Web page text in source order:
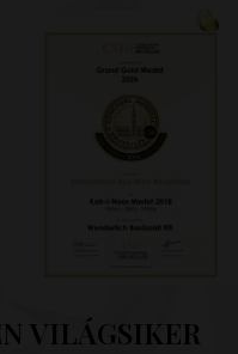
VILÁGSIKER